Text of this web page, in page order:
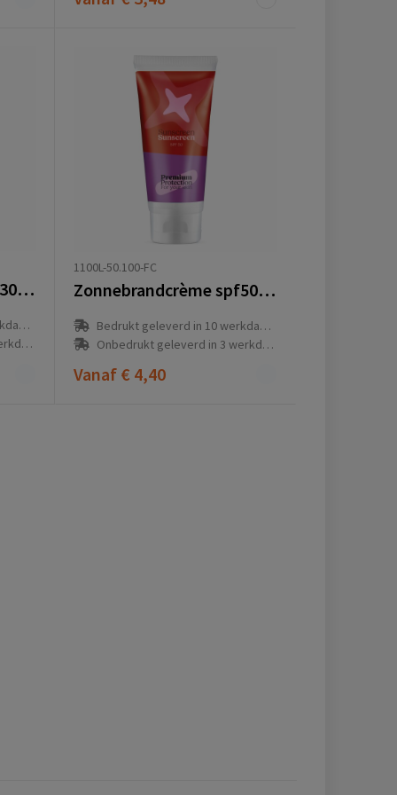
Zonnebrandcrème spf30 100 ml
1100L-50.100-FC
Zonnebrandcrème spf50 100 ml
Bedrukt geleverd in 10 werkdag(en)
Onbedrukt geleverd in 3 werkdag(en)
Vanaf € 4,40